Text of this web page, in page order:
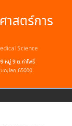
าสตร์การ
Science
หมู่ 9 ต.ท่าโพธิ์
ณุโลก 65000